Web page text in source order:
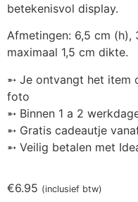
betekenisvol display.
Afmetingen: 6,5 cm (h),
maximaal 1,5 cm dikte.
➵ Je ontvangt het item
foto
➵ Binnen 1 a 2
➵ Gratis cadeautje
➵ Veilig betalen met
€6.95 (inclusief btw)